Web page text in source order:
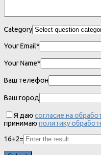
Category
Your Email*
Your Name*
Ваш телефон
Ваш город
Я даю согласие на
принимаю политику
16+2=